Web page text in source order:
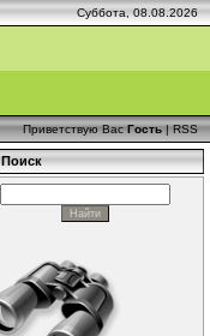
Суббота, 08.08.2026
Приветствую Вас Гость|RSS
Поиск